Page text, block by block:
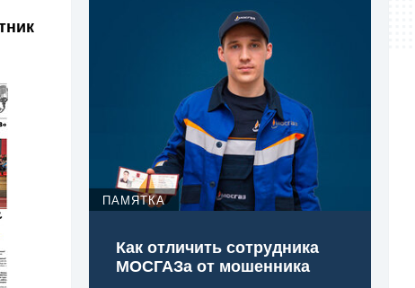
ПАМЯТКА
Как отличить сотрудника
МОСГАЗа от мошенника